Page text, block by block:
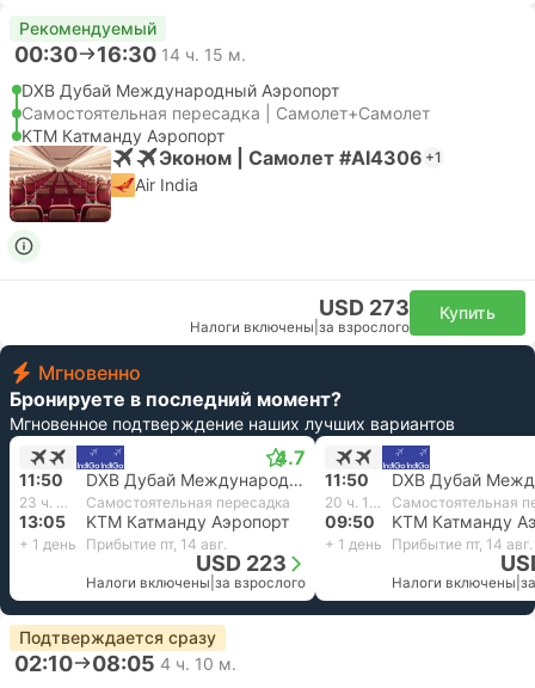
Рекомендуемый
00:30 16:30 14 ч. 15 м.
DXB Дубай Международный Аэропорт
Самостоятельная пересадка | Самолет+Самолет
KTM Катманду Аэропорт
Эконом | Самолет #AI4306 +1
Air India
USD 273
Налоги включены за взрослого
Купить
Мгновенно
Бронируете в последний момент?
Мгновенное подтверждение наших лучших вариантов
4.7
11:50 DXB Дубай Международный Аэропорт
23 ч. 30 м. Самостоятельная пересадка
13:05 KTM Катманду Аэропорт
+ 1 день Прибытие пт, 14 авг.
USD 223
Налоги включены за взрослого
11:50
20 ч. 15 м. Самостоятельная
09:50 KTM Катманду
+ 1 день Прибытие пт, 14 авг.
Налоги включены
Подтверждается сразу
02:10 08:05 4 ч. 10 м.